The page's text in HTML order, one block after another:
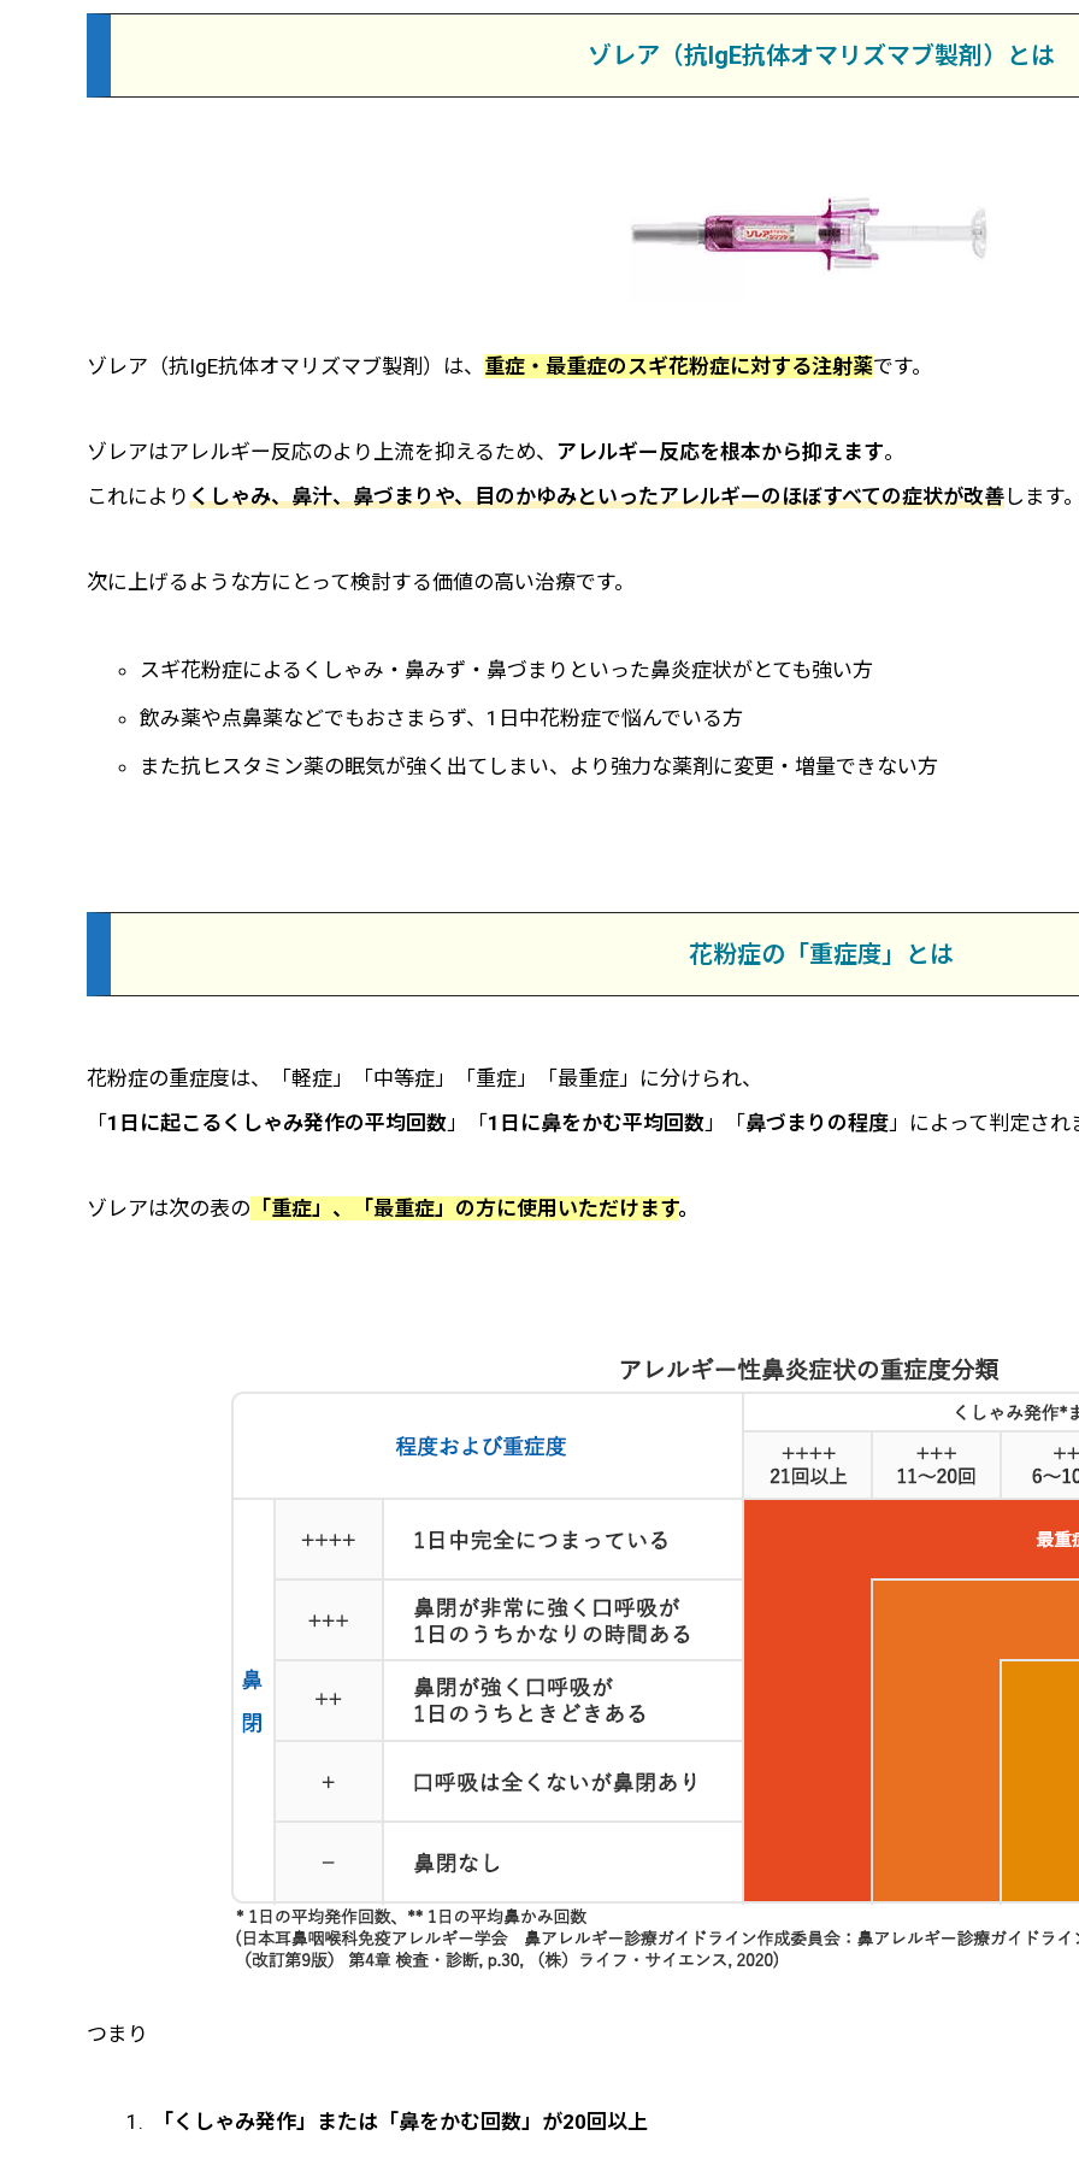
ゾレア（抗IgE抗体オマリズマブ製剤）とは
ゾレア（抗IgE抗体オマリズマブ製剤）は、 重症・最重症のスギ花粉症に対する注射薬です。
ゾレアはアレルギー反応のより上流を抑えるため、 アレルギー反応を根本から抑えます。
これによりくしゃみ、鼻汁、鼻づまりや、目のかゆみといったアレルギーのほぼすべての症状が改善 します
次に上げるような方にとって検討する価値の高い治療です。
スギ花粉症によるくしゃみ・鼻みず・鼻づまりといった鼻炎症状がとても強い方
飲み薬や点鼻薬などでもおさまらず、1日中花粉症で悩んでいる方
また抗ヒスタミン薬の眠気が強く出てしまい、より強力な薬剤に変更・増量できない方
花粉症の「重症度」とは
花粉症の重症度は、「軽症」「中等症」「重症」「最重症」に分けられ、
「 1日に起こるくしゃみ発作の平均回数」「 1日に鼻をかむ平均回数」「 鼻づまりの程度」によって判定され
ゾレアは次の表の 「重症」、「最重症」の方に使用いただけます。
つまり
「くしゃみ発作」または「鼻をかむ回数」が20回以上